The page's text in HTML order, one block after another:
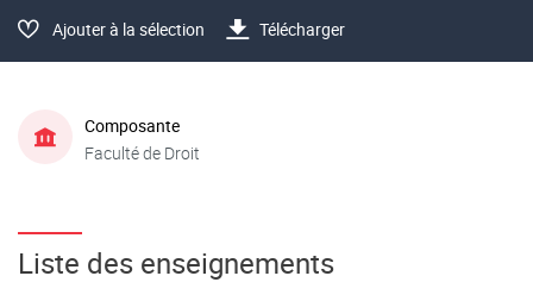
Ajouter à la sélection Télécharger
Composante
Faculté de Droit
Liste des enseignements